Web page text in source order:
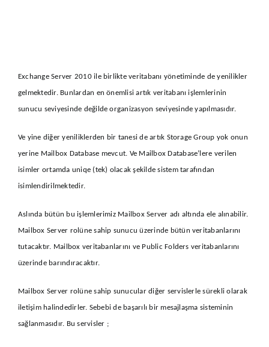
Exchange Server 2010 ile birlikte veritabanı yönetiminde de yenilikler
gelmektedir. Bunlardan en önemlisi artık veritabanı işlemlerinin
sunucu seviyesinde değilde organizasyon seviyesinde yapılmasıdır.
Ve yine diğer yeniliklerden bir tanesi de artık Storage Group yok onun
yerine Mailbox Database mevcut. Ve Mailbox Database’lere verilen
isimler ortamda uniqe (tek) olacak şekilde sistem tarafından
isimlendirilmektedir.
Aslında bütün bu işlemlerimiz Mailbox Server adı altında ele alınabilir.
Mailbox Server rolüne sahip sunucu üzerinde bütün veritabanlarını
tutacaktır. Mailbox veritabanlarını ve Public Folders veritabanlarını
üzerinde barındıracaktır.
Mailbox Server rolüne sahip sunucular diğer servislerle sürekli olarak
iletişim halindedirler. Sebebi de başarılı bir mesajlaşma sisteminin
sağlanmasıdır. Bu servisler ;